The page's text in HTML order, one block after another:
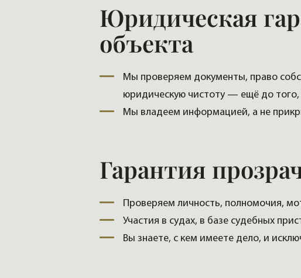
Юридическая
объекта
Мы проверяем документы, право
юридическую чистоту — ещё до того,
Мы владеем информацией, а не
Гарантия
Проверяем личность, полномочия,
Участия в судах, в базе судебных
Вы знаете, с кем имеете дело, и